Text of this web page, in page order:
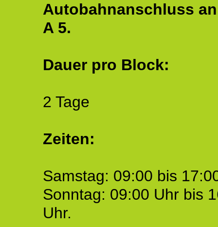
Autobahnanschluss
A 5.
Dauer pro Block:
2 Tage
Zeiten:
Samstag: 09:00 bis
Sonntag: 09:00 Uhr bis
Uhr.